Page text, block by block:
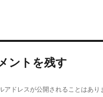
ントを残す
アドレスが公開されることはあり